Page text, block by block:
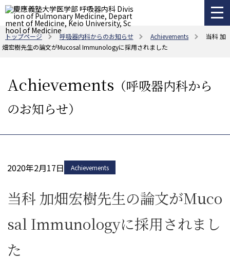
トップページ 呼吸器内科からのお知らせ Achievements
当科 加
畑宏樹先生の論文がMucosal Immunologyに採用されました
Achievements （呼吸器内科から
のお知らせ）
2020年2月17日 Achievements
当科 加畑宏樹先生の論文がMuco
sal Immunologyに採用されまし
た